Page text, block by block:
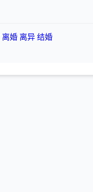
离婚 离异 结婚